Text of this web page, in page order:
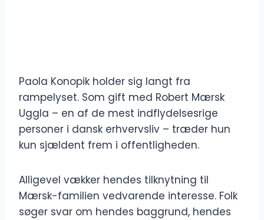
Paola Konopik holder sig langt fra
rampelyset. Som gift med Robert Mærsk
Uggla – en af de mest indflydelsesrige
personer i dansk erhvervsliv – træder hun
kun sjældent frem i offentligheden.
Alligevel vækker hendes tilknytning til
Mærsk-familien vedvarende interesse. Folk
søger svar om hendes baggrund, hendes